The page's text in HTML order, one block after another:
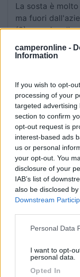
camperonline -
Information
If you wish to opt-
processing of your
targeted
section to confirm
opt-out request is
interest-based ads
us or personal
your opt-out. You
disclosure of your
IAB’s list of
also be disclosed
Downstream
Please note that
not limited to your
use your data for
Personal Data
I want to opt-
personal data.
Opted In
La sosta è
ma fuori
(8) con piccoli
(3/400 metri),
Accessibilità
Punto vendita
gipi48
Ottima la cucina
abbondanza dei
cordialità dei
Azienda